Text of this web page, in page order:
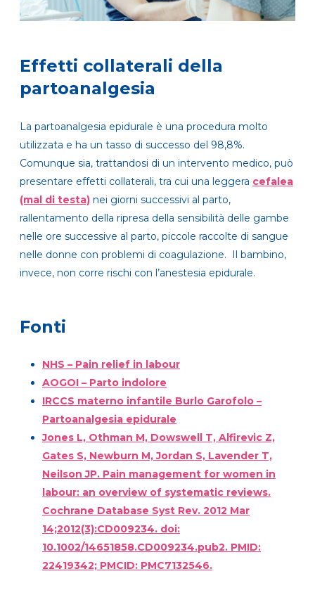
Effetti collaterali della
partoanalgesia
La partoanalgesia epidurale è una procedura molto
utilizzata e ha un tasso di successo del 98,8%.
Comunque sia, trattandosi di un intervento medico, può
presentare effetti collaterali, tra cui una leggera cefalea
(mal di testa) nei giorni successivi al parto,
rallentamento della ripresa della sensibilità delle gambe
nelle ore successive al parto, piccole raccolte di sangue
nelle donne con problemi di coagulazione. Il bambino,
invece, non corre rischi con l’anestesia epidurale.
Fonti
NHS – Pain relief in labour
AOGOI – Parto indolore
IRCCS materno infantile Burlo Garofolo –
Partoanalgesia epidurale
Jones L, Othman M, Dowswell T, Alfirevic Z,
Gates S, Newburn M, Jordan S, Lavender T,
Neilson JP. Pain management for women in
labour: an overview of systematic reviews.
Cochrane Database Syst Rev. 2012 Mar
14;2012(3):CD009234. doi:
10.1002/14651858.CD009234.pub2. PMID:
22419342; PMCID: PMC7132546.